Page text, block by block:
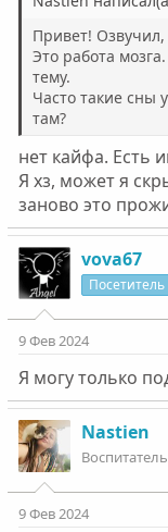
Привет!
Это работа
тему.
Часто такие сны
там?
нет кайфа. Есть
Я хз, может я
заново это
vova67
Посетитель
9 Фев 2024
Я могу только
Nastien
9 Фев 2024